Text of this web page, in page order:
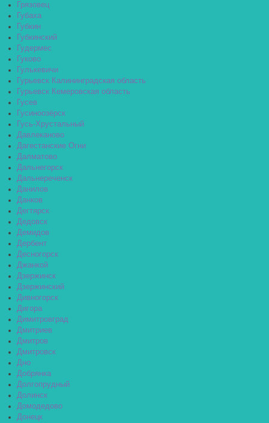
Грязовец
Губаха
Губкин
Губкинский
Гудермес
Гуково
Гулькевичи
Гурьевск Калининградская область
Гурьевск Кемеровская область
Гусев
Гусиноозёрск
Гусь-Хрустальный
Давлеканово
Дагестанские Огни
Далматово
Дальнегорск
Дальнереченск
Данилов
Данков
Дегтярск
Дедовск
Демидов
Дербент
Десногорск
Джанкой
Дзержинск
Дзержинский
Дивногорск
Дигора
Димитровград
Дмитриев
Дмитров
Дмитровск
Дно
Добрянка
Долгопрудный
Долинск
Домодедово
Донецк